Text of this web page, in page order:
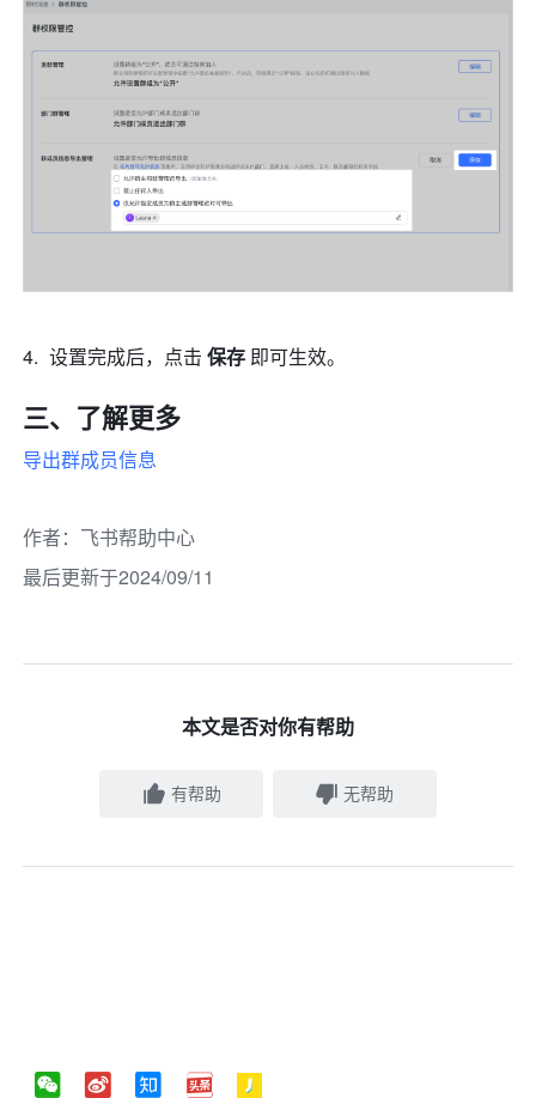
设置完成后，点击 保存 即可生效。
三、了解更多
导出群成员信息
作者： 飞书帮助中心
最后更新于2024/09/11
本文是否对你有帮助
有帮助 无帮助